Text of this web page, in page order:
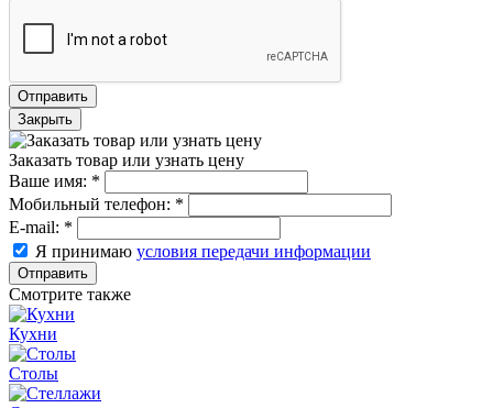
Отправить
Закрыть
Заказать товар или узнать цену
Ваше имя: *
Мобильный телефон: *
E-mail: *
Я принимаю условия передачи информации
Отправить
Смотрите также
Кухни
Столы